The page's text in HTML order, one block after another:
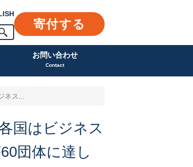
寄付する
お問い合わせ
Contact
ス...
国はビジネス
団体に達し